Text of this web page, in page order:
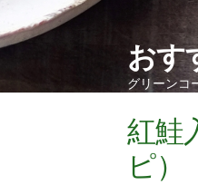
おす
グリーンコ
紅鮭
ピ）